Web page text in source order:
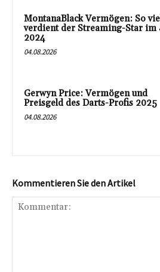
MontanaBlack Vermögen: So
verdient der Streaming-Star im
2024
04.08.2026
Gerwyn Price: Vermögen und
Preisgeld des Darts-Profis 2025
04.08.2026
Kommentieren Sie den Artikel